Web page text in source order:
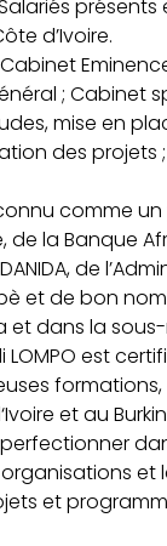
présents
d’Ivoire.
; Cabinet
mise en
des projets
comme
de la Banque
de
et de bon
et dans la
est
formations,
et au
et
et